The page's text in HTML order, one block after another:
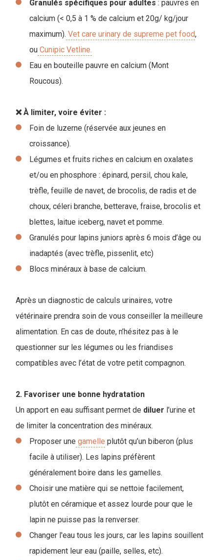
Granulés spécifiques pour adultes : pauvres en
calcium (< 0,5 à 1 % de calcium et 20g/ kg/jour
maximum). Vet care urinary de supreme pet food,
ou Cunipic Vetline.
Eau en bouteille pauvre en calcium (Mont
Roucous).
❌ À limiter, voire éviter :
Foin de luzerne (réservée aux jeunes en
croissance).
Légumes et fruits riches en calcium en oxalates
et/ou en phosphore : épinard, persil, chou kale,
trèfle, feuille de navet, de brocolis, de radis et de
choux, céleri branche, betterave, fraise, brocolis et
blettes, laitue iceberg, navet et pomme.
Granulés pour lapins juniors après 6 mois d’âge ou
inadaptés (avec trèfle, pissenlit, etc)
Blocs minéraux à base de calcium.
Après un diagnostic de calculs urinaires, votre
vétérinaire prendra soin de vous conseiller la meilleure
alimentation. En cas de doute, n’hésitez pas à le
questionner sur les légumes ou les friandises
compatibles avec l’état de votre petit compagnon.
2. Favoriser une bonne hydratation
Un apport en eau suffisant permet de diluer l’urine et
de limiter la concentration des minéraux.
Proposer une gamelle plutôt qu’un biberon (plus
facile à utiliser). Les lapins préfèrent
généralement boire dans les gamelles.
Choisir une matière qui se nettoie facilement,
plutôt en céramique et assez lourde pour que le
lapin ne puisse pas la renverser.
Changer l'eau tous les jours, car les lapins souillent
rapidement leur eau (paille, selles, etc).